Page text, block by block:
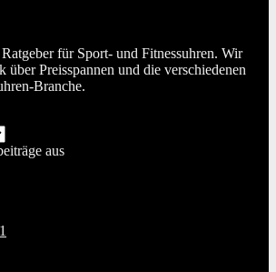
für Sport- und Fitnessuhren. Wir
über Preisspannen und die verschiedenen
Branche.
aus